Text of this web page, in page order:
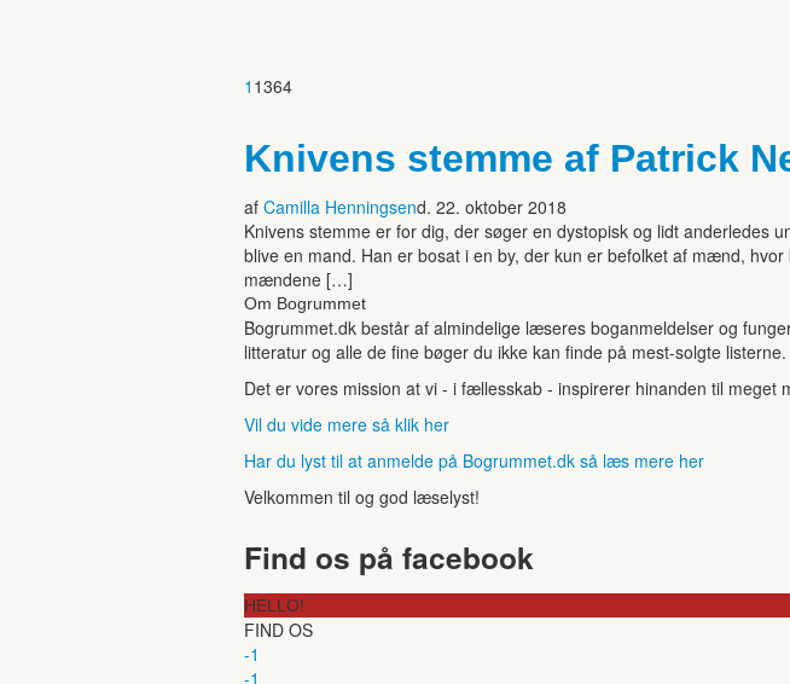
1 1364
Knivens stemme af Patrick
af Camilla Henningsend. 22. oktober 2018
Knivens stemme er for dig, der søger en dystopisk og lidt anderledes
blive en mand. Han er bosat i en by, der kun er befolket af mænd,
mændene […]
Om Bogrummet
Bogrummet.dk består af almindelige læseres boganmeldelser og
litteratur og alle de fine bøger du ikke kan finde på mest-solgte listerne.
Det er vores mission at vi - i fællesskab - inspirerer hinanden til meget
Vil du vide mere så klik her
Har du lyst til at anmelde på Bogrummet.dk så læs mere her
Velkommen til og god læselyst!
Find os på facebook
HELLO!
FIND OS
-1
-1